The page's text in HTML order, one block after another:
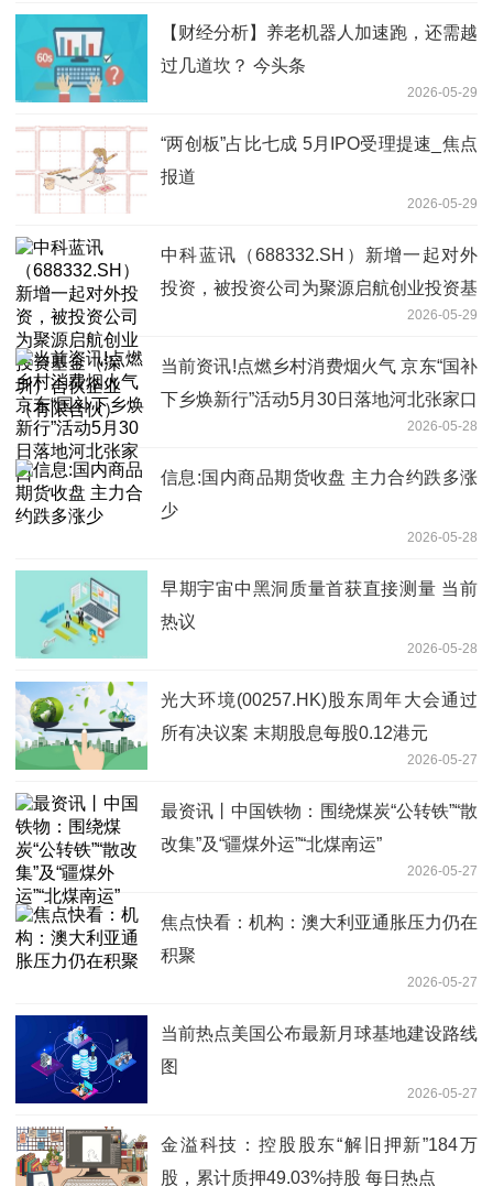
【财经分析】养老机器人加速跑，还需越
过几道坎？ 今头条
2026-05-29
“两创板”占比七成 5月IPO受理提速_焦点
报道
2026-05-29
中科蓝讯（688332.SH）新增一起对外
投资，被投资公司为聚源启航创业投资基
金（深圳）合伙企业（有限合伙）2026-05-29
当前资讯!点燃乡村消费烟火气 京东“国补
下乡焕新行”活动5月30日落地河北张家口
2026-05-28
信息:国内商品期货收盘 主力合约跌多涨
少
2026-05-28
早期宇宙中黑洞质量首获直接测量 当前
热议
2026-05-28
光大环境(00257.HK)股东周年大会通过
所有决议案 末期股息每股0.12港元
2026-05-27
最资讯丨中国铁物：围绕煤炭“公转铁”“散
改集”及“疆煤外运”“北煤南运”
2026-05-27
焦点快看：机构：澳大利亚通胀压力仍在
积聚
2026-05-27
当前热点美国公布最新月球基地建设路线
图
2026-05-27
金溢科技：控股股东“解旧押新”184万
股，累计质押49.03%持股 每日热点